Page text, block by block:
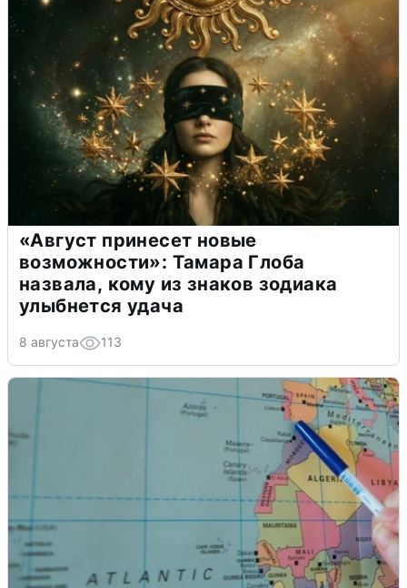
«Август принесет новые
возможности»: Тамара Глоба
назвала, кому из знаков зодиака
улыбнется удача
8 августа 113